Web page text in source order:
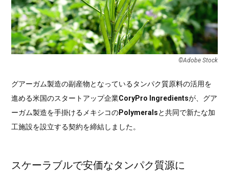
©Adobe Stock
グアーガム製造の副産物となっているタンパク質原料の活用を
進める米国のスタートアップ企業CoryPro Ingredientsが、グア
ーガム製造を手掛けるメキシコのPolymeralsと共同で新たな加
工施設を設立する契約を締結しました。
スケーラブルで安価なタンパク質源に